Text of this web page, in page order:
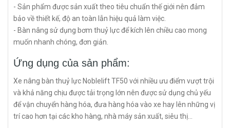
- Sản phẩm được sản xuất theo tiêu chuẩn thế giới nên đảm
bảo về thiết kế, độ an toàn lẫn hiệu quả làm việc.
- Bàn nâng sử dụng bơm thuỷ lực để kích lên chiều cao mong
muốn nhanh chóng, đơn giản.
Ứng dụng của sản phẩm:
Xe nâng bàn thuỷ lực Noblelift TF50 với nhiều ưu điểm vượt trội
và khả năng chịu được tải trọng lớn nên được sử dụng chủ yếu
để vận chuyển hàng hóa, đưa hàng hóa vào xe hay lên những vị
trí cao hơn tại các kho hàng, nhà máy sản xuất, siêu thị...